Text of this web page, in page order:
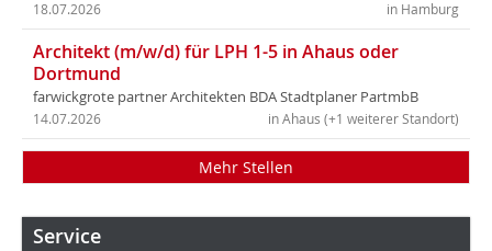
in Hamburg
18.07.2026
Architekt (m/w/d) für LPH 1-5 in Ahaus oder
Dortmund
farwickgrote partner Architekten BDA Stadtplaner PartmbB
in Ahaus (+1 weiterer Standort)
14.07.2026
Mehr Stellen
Service